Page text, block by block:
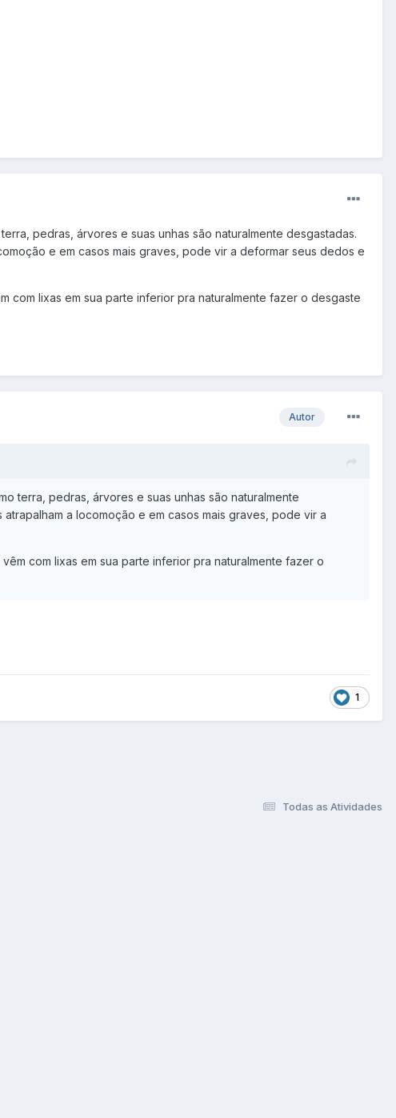
pedras, árvores e suas unhas são naturalmente desgastadas.
e em casos mais graves, pode vir a deformar seus dedos e
com lixas em sua parte inferior pra naturalmente fazer o desgaste
Autor
terra, pedras, árvores e suas unhas são naturalmente
a locomoção e em casos mais graves, pode vir a
com lixas em sua parte inferior pra naturalmente fazer o
1
Todas as Atividades